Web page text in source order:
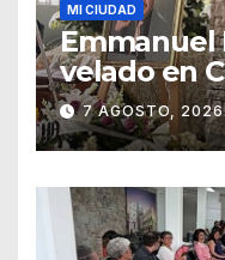
MI CIUDAD
Emmanuel
velado en
Forasté
7 AGOSTO, 2026